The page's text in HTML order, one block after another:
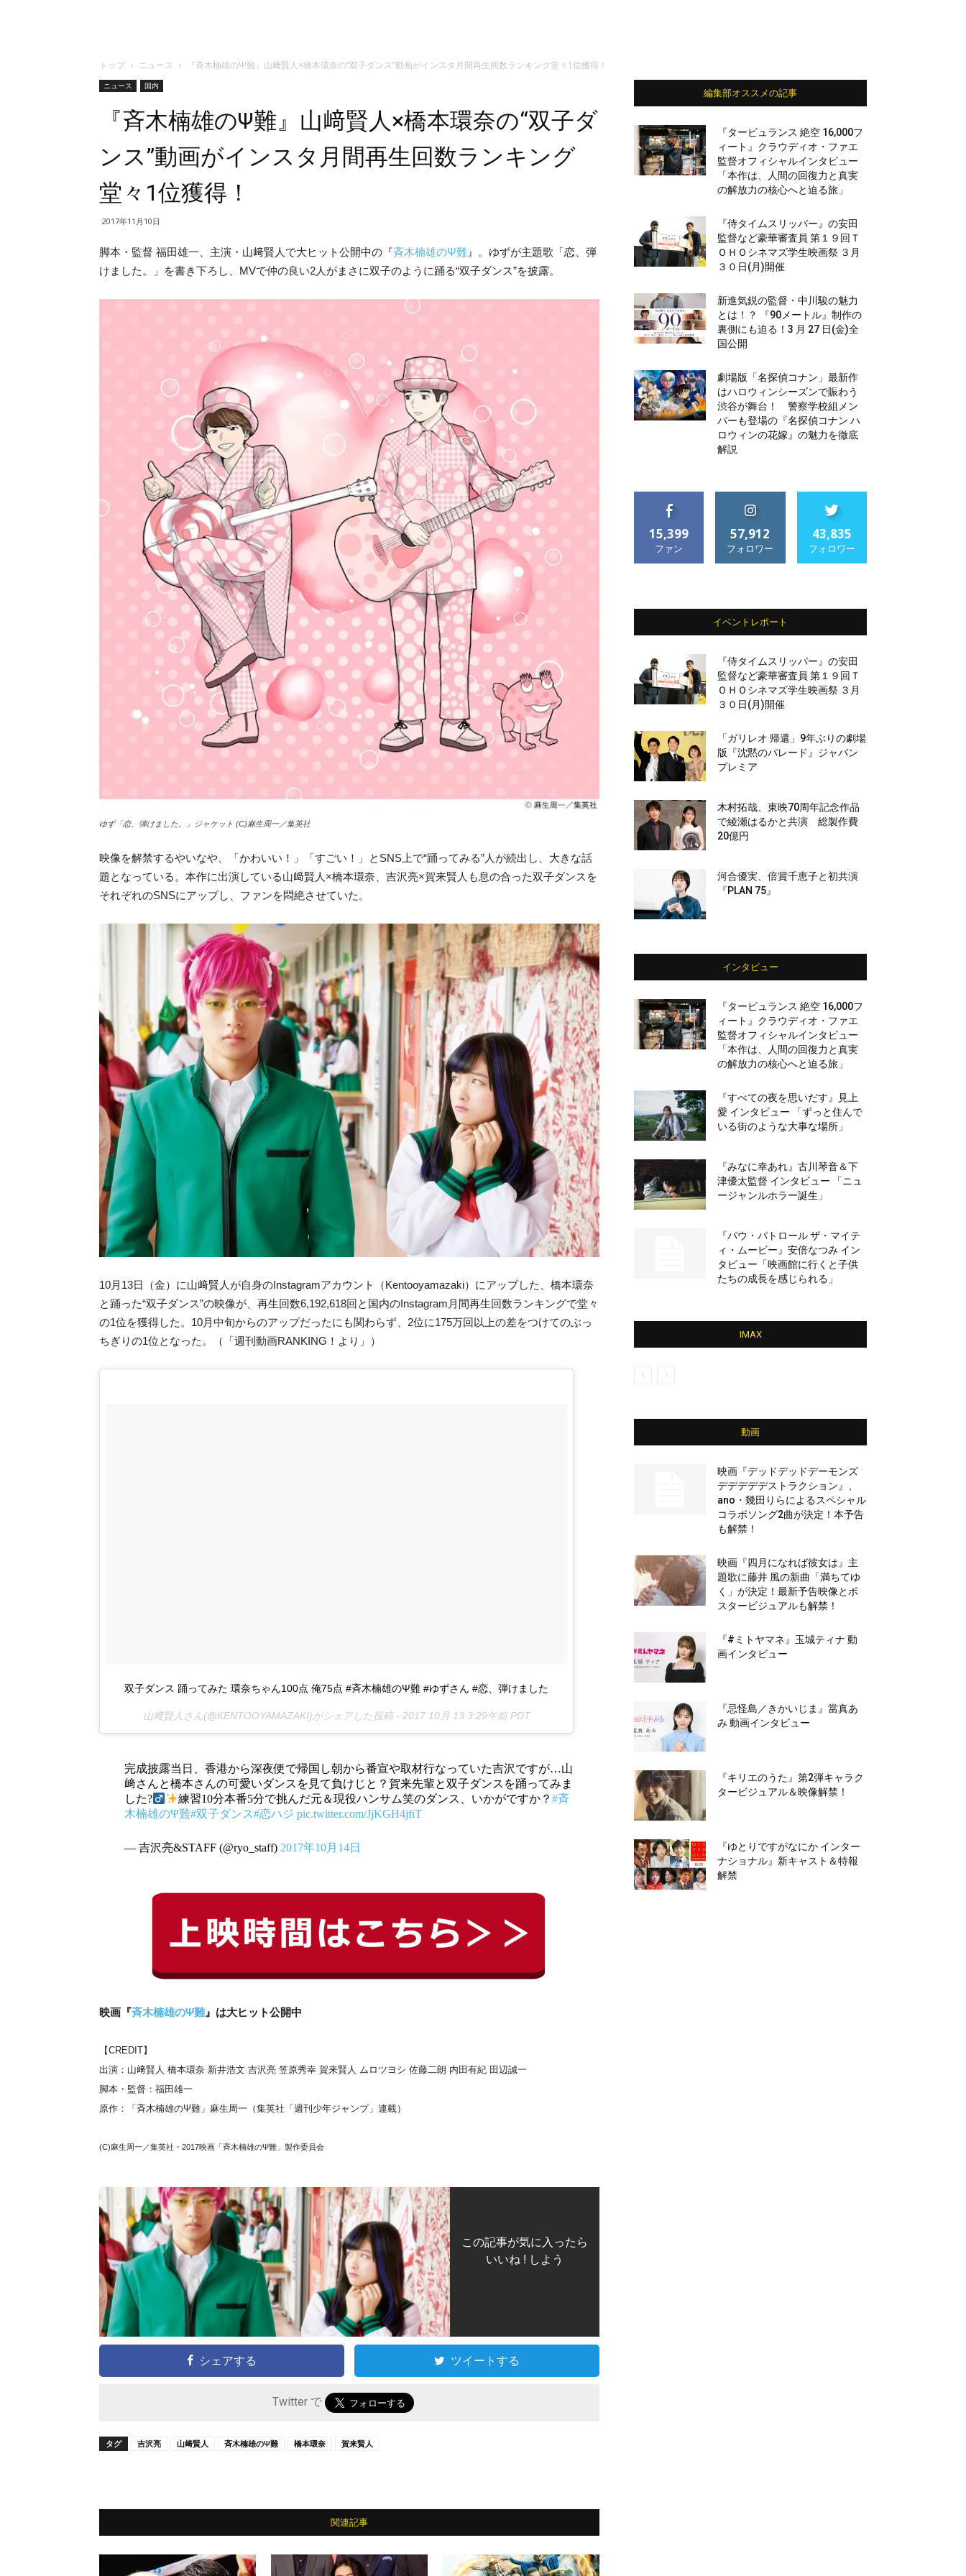
トップ ニュース 『斉木楠雄のΨ難』山﨑賢人×橋本環奈の“双子ダンス”動画がインスタ月間再生回数ランキング堂々1位獲得！
ニュース 国内
『斉木楠雄のΨ難』山﨑賢人×橋本環奈の“双子ダ
ンス”動画がインスタ月間再生回数ランキング
堂々1位獲得！
2017年11月10日
脚本・監督 福田雄一、主演・山﨑賢人で大ヒット公開中の『斉木楠雄のΨ難 』。ゆずが主題歌「恋、弾
けました。」を書き下ろし、MVで仲の良い2人がまさに双子のように踊る“双子ダンス”を披露。
ゆず「恋、弾けました。」ジャケット (C)麻生周一／集英社
映像を解禁するやいなや、「かわいい！」「すごい！」とSNS上で“踊ってみる”人が続出し、大きな話
題となっている。本作に出演している山﨑賢人×橋本環奈、吉沢亮×賀来賢人も息の合った双子ダンスを
それぞれのSNSにアップし、ファンを悶絶させていた。
10月13日（金）に山﨑賢人が自身のInstagramアカウント（Kentooyamazaki）にアップした、橋本環奈
と踊った“双子ダンス”の映像が、再生回数6,192,618回と国内のInstagram月間再生回数ランキングで堂々
の1位を獲得した。10月中旬からのアップだったにも関わらず、2位に175万回以上の差をつけてのぶっ
ちぎりの1位となった。（「週刊動画RANKING！より」）
双子ダンス 踊ってみた 環奈ちゃん100点 俺75点 #斉木楠雄のΨ難 #ゆずさん #恋、弾けました
山﨑賢人さん(@KENTOOYAMAZAKI)がシェアした投稿 - 2017 10月 13 3:29午前 PDT
完成披露当日、香港から深夜便で帰国し朝から番宣や取材行なっていた吉沢ですが…山
﨑さんと橋本さんの可愛いダンスを見て負けじと？賀来先輩と双子ダンスを踊ってみま
した?‍
練習10分本番5分で挑んだ元＆現役ハンサム笑のダンス、いかがですか？#斉
木楠雄のΨ難#双子ダンス#恋ハジ pic.twitter.com/JjKGH4jfiT
— 吉沢亮&STAFF (@ryo_staff) 2017年10月14日
映画『斉木楠雄のΨ難』は大ヒット公開中
【CREDIT】
出演：山﨑賢人 橋本環奈 新井浩文 吉沢亮 笠原秀幸 賀来賢人 ムロツヨシ 佐藤二朗 内田有紀 田辺誠一
脚本・監督：福田雄一
原作：「斉木楠雄のΨ難」麻生周一（集英社「週刊少年ジャンプ」連載）
(C)麻生周一／集英社・2017映画「斉木楠雄のΨ難」製作委員会
この記事が気に入ったら
いいね ! しよう
シェアする ツイートする
Twitter で
タグ 吉沢亮 山﨑賢人 斉木楠雄のΨ難 橋本環奈 賀来賢人
関連記事
編集部オススメの記事
『タービュランス 絶空 16,000フ
ィート』クラウディオ・ファエ
監督オフィシャルインタビュー
「本作は、人間の回復力と真実
の解放力の核心へと迫る旅」
『侍タイムスリッパー』の安田
監督など豪華審査員 第１９回Ｔ
ＯＨＯシネマズ学生映画祭 ３月
３０日(月)開催
新進気鋭の監督・中川駿の魅力
とは！？ 『90メートル』制作の
裏側にも迫る！3 月 27 日(金)全
国公開
劇場版「名探偵コナン」最新作
はハロウィンシーズンで賑わう
渋谷が舞台！ 警察学校組メン
バーも登場の『名探偵コナン ハ
ロウィンの花嫁』の魅力を徹底
解説
15,399
ファン
57,912
フォロワー
43,835
フォロワー
イベントレポート
『侍タイムスリッパー』の安田
監督など豪華審査員 第１９回Ｔ
ＯＨＯシネマズ学生映画祭 ３月
３０日(月)開催
「ガリレオ 帰還」9年ぶりの劇場
版『沈黙のパレード』ジャパン
プレミア
木村拓哉、東映70周年記念作品
で綾瀬はるかと共演 総製作費
20億円
河合優実、倍賞千恵子と初共演
『PLAN 75』
インタビュー
『タービュランス 絶空 16,000フ
ィート』クラウディオ・ファエ
監督オフィシャルインタビュー
「本作は、人間の回復力と真実
の解放力の核心へと迫る旅」
『すべての夜を思いだす』見上
愛 インタビュー 「ずっと住んで
いる街のような大事な場所」
『みなに幸あれ』古川琴音＆下
津優太監督 インタビュー 「ニュ
ージャンルホラー誕生」
『パウ・パトロール ザ・マイテ
ィ・ムービー』安倍なつみ イン
タビュー「映画館に行くと子供
たちの成長を感じられる」
IMAX
動画
映画『デッドデッドデーモンズ
デデデデデストラクション』、
ano・幾田りらによるスペシャル
コラボソング2曲が決定！本予告
も解禁！
映画『四月になれば彼女は』主
題歌に藤井 風の新曲「満ちてゆ
く」が決定！最新予告映像とポ
スタービジュアルも解禁！
『#ミトヤマネ』玉城ティナ 動
画インタビュー
『忌怪島／きかいじま』當真あ
み 動画インタビュー
『キリエのうた』第2弾キャラク
タービジュアル＆映像解禁！
『ゆとりですがなにか インター
ナショナル』新キャスト＆特報
解禁